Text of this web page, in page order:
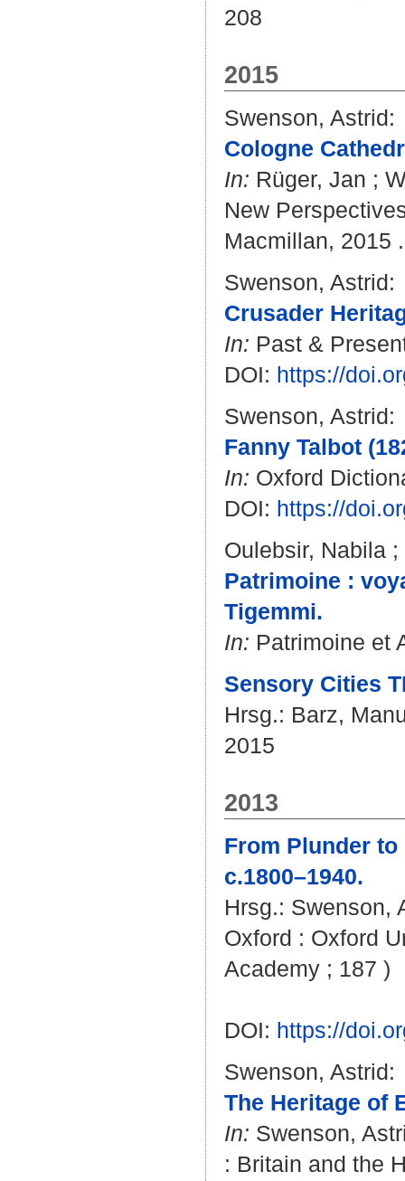
208
2015
Swenson, Astrid:
Cologne
In: Rüger, Jan ;
New
Macmillan, 2015
Swenson, Astrid:
Crusader
In: Past &
DOI: https://
Swenson, Astrid:
Fanny Talbot
In: Oxford
DOI: https://
Oulebsir, Nabila ;
Patrimoine :
Tigemmi.
In: Patrimoine et
Sensory Cities
Hrsg.: Barz,
2015
2013
From Plunder
c.1800–1940.
Hrsg.: Swenson,
Oxford : Oxford
Academy ; 187 )
DOI: https://
Swenson, Astrid:
The Heritage of
In: Swenson,
: Britain and the